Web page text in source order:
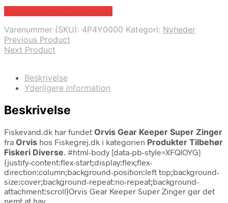
Varenummer (SKU): 4P4Y0000 Kategori: Nyheder
Previous Product
Next Product
Beskrivelse
Yderligere information
Beskrivelse
Fiskevand.dk har fundet Orvis Gear Keeper Super Zinger
fra Orvis hos Fiskegrej.dk i kategorien Produkter Tilbehør
Fiskeri Diverse. #html-body [data-pb-style=XFQIOYG]
{justify-content:flex-start;display:flex;flex-
direction:column;background-position:left top;background-
size:cover;background-repeat:no-repeat;background-
attachment:scroll}Orvis Gear Keeper Super Zinger gør det
nemt at hav